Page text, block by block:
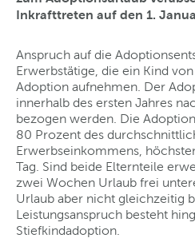
Inkrafttreten auf den 1.
Anspruch auf die
Erwerbstätige, die ein Kind
Adoption aufnehmen. Der
innerhalb des ersten Jahres
bezogen werden. Die
80 Prozent des
Erwerbseinkommens,
Tag. Sind beide Elternteile
zwei Wochen Urlaub frei
Urlaub aber nicht gleichzeitig
Leistungsanspruch besteht
Stiefkindadoption.